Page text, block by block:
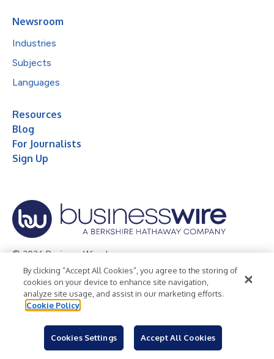
Newsroom
Industries
Subjects
Languages
Resources
Blog
For Journalists
Sign Up
© 2026 Business Wire, Inc.
Privacy Policy Cookie Policy
Accessibility Statement
Terms of Use
Legal
By clicking “Accept All Cookies”, you agree to the storing of
cookies on your device to enhance site navigation,
analyze site usage, and assist in our marketing efforts.
Cookie Policy
Cookies Settings Accept All Cookies